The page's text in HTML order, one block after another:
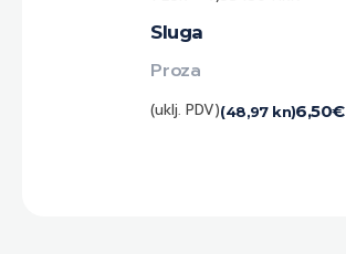
Sluga
6,50€
(48,97 kn)
(uklj. PDV)
Proza